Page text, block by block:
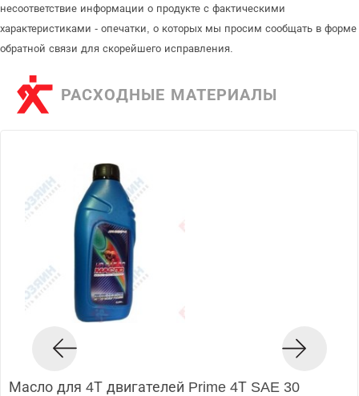
несоответствие информации о продукте с фактическими
характеристиками - опечатки, о которых мы просим сообщать в форме
обратной связи для скорейшего исправления.
РАСХОДНЫЕ МАТЕРИАЛЫ
Масло для 4Т двигателей Prime 4Т SAE 30